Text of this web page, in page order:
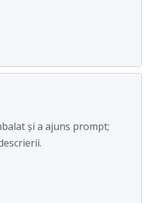
și a ajuns prompt;